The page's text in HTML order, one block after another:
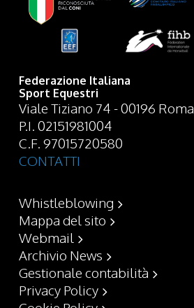
Federazione Italiana
Sport Equestri
Viale Tiziano 74 - 00196 Roma
P.I. 02151981004
C.F. 97015720580
CONTATTI
Whistleblowing
Mappa del sito
Webmail
Archivio News
Gestionale contabilità
Privacy Policy